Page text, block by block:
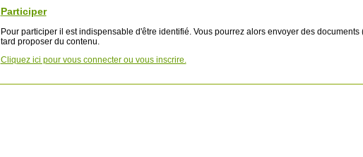
Participer
Pour participer il est indispensable d'être identifié. Vous pourrez alors envoyer des documents
tard proposer du contenu.
Cliquez ici pour vous connecter ou vous inscrire.